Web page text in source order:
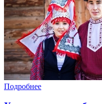
Подробнее